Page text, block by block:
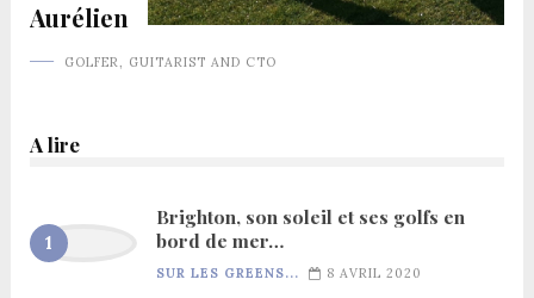
Aurélien
GOLFER, GUITARIST AND CTO
A lire
Brighton, son soleil et ses golfs en
bord de mer…
SUR LES GREENS... 8 AVRIL 2020